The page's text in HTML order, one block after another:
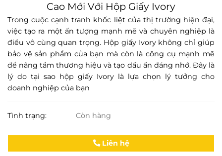
Cao Mới Với Hộp Giấy Ivory
Trong cuộc cạnh tranh khốc liệt của thị trường hiện đại,
việc tạo ra một ấn tượng mạnh mẽ và chuyên nghiệp là
điều vô cùng quan trọng. Hộp giấy Ivory không chỉ giúp
bảo vệ sản phẩm của bạn mà còn là công cụ mạnh mẽ
để nâng tầm thương hiệu và tạo dấu ấn đáng nhớ. Đây là
lý do tại sao hộp giấy Ivory là lựa chọn lý tưởng cho
doanh nghiệp của bạn
Tình trạng: Còn hàng
Liên hệ